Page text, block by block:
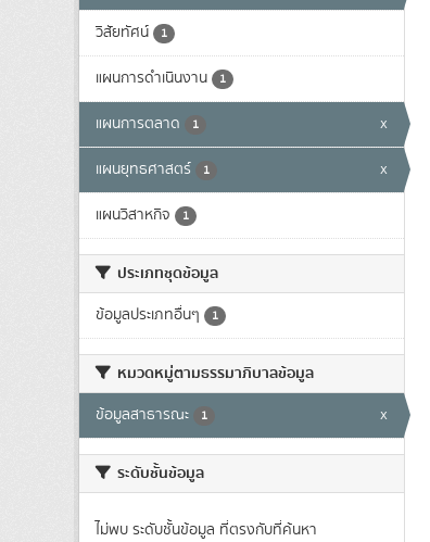
วิสัยทัศน์ 1
แผนการดำเนินงาน 1
แผนการตลาด 1 x
แผนยุทธศาสตร์ 1 x
แผนวิสาหกิจ 1
ประเภทชุดข้อมูล
ข้อมูลประเภทอื่นๆ 1
หมวดหมู่ตามธรรมาภิบาลข้อมูล
ข้อมูลสาธารณะ 1 x
ระดับชั้นข้อมูล
ไม่พบ ระดับชั้นข้อมูล ที่ตรงกับที่ค้นหา